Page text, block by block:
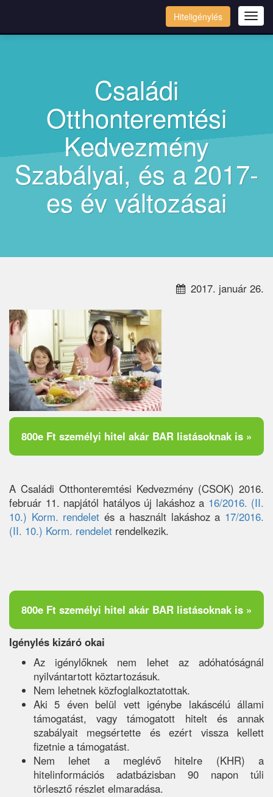
Hiteligénylés
Családi
Otthonteremtési
Kedvezmény
Szabályai, és a 2017-
es év változásai
2017. január 26.
800e Ft személyi hitel akár BAR listásoknak is »
A Családi Otthonteremtési Kedvezmény (CSOK) 2016.
február 11. napjától hatályos új lakáshoz a 16/2016. (II.
10.) Korm. rendelet és a használt lakáshoz a 17/2016.
(II. 10.) Korm. rendelet rendelkezik.
800e Ft személyi hitel akár BAR listásoknak is »
Igénylés kizáró okai
Az igénylőknek nem lehet az adóhatóságnál
nyilvántartott köztartozásuk.
Nem lehetnek közfoglalkoztatottak.
Aki 5 éven belül vett igénybe lakáscélú állami
támogatást, vagy támogatott hitelt és annak
szabályait megsértette és ezért vissza kellett
fizetnie a támogatást.
Nem lehet a meglévő hitelre (KHR) a
hitelinformációs adatbázisban 90 napon túli
törlesztő részlet elmaradása.